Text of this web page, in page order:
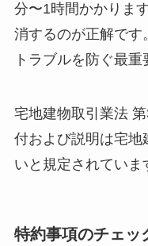
分〜1時間かかりま
消するのが正解で
トラブルを防ぐ最重
宅地建物取引業法
付および説明は宅地
いと規定されていま
特約事項のチェッ